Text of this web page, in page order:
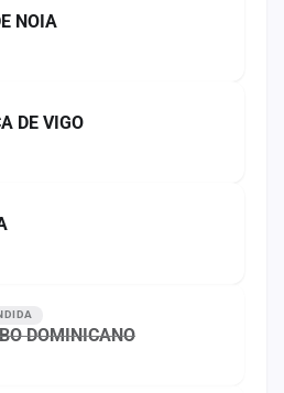
NOIA
DE VIGO
DOMINICANO